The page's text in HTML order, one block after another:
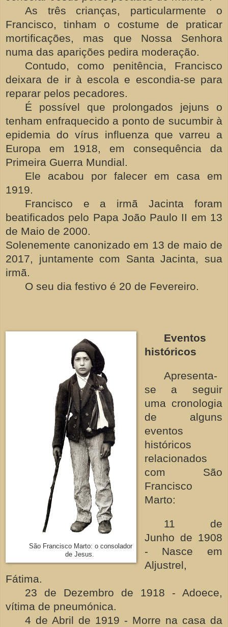
As três crianças, particularmente o
Francisco, tinham o costume de praticar
mortificações, mas que Nossa Senhora
numa das aparições pedira moderação.
Contudo, como penitência, Francisco
deixara de ir à escola e escondia-se para
reparar pelos pecadores.
É possível que prolongados jejuns o
tenham enfraquecido a ponto de sucumbir à
epidemia do vírus influenza que varreu a
Europa em 1918, em consequência da
Primeira Guerra Mundial.
Ele acabou por falecer em casa em
1919.
Francisco e a irmã Jacinta foram
beatificados pelo Papa João Paulo II em 13
de Maio de 2000.
Solenemente canonizado em 13 de maio de
2017, juntamente com Santa Jacinta, sua
irmã.
O seu dia festivo é 20 de Fevereiro.
São Francisco Marto: o consolador
de Jesus.
Eventos
históricos
Apresenta-
se a seguir
uma cronologia
de alguns
eventos
históricos
relacionados
com São
Francisco
Marto:
11 de
Junho de 1908
- Nasce em
Aljustrel,
Fátima.
23 de Dezembro de 1918 - Adoece,
vítima de pneumónica.
4 de Abril de 1919 - Morre na casa da